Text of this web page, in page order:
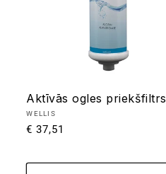
Aktīvās ogles priekšfiltrs
Pārdevējs:
WELLIS
Parastā
€ 37,51